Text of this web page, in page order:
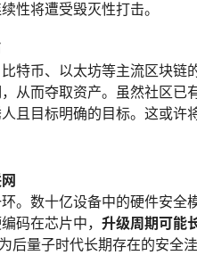
性将遭受毁灭性打击。
特币、以太坊等主流区块链
，从而夺取资产。虽然社区已
且目标明确的目标。这或许
。数十亿设备中的硬件安
码在芯片中， 升级周期可能
后量子时代长期存在的安全洼